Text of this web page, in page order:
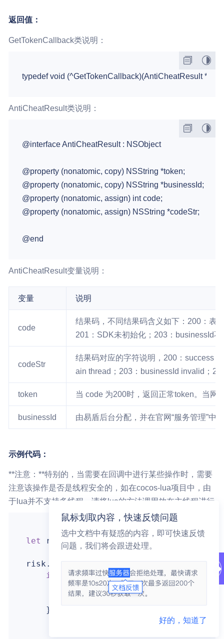
返回值：
GetTokenCallback类说明：
AntiCheatResult类说明：
@interface AntiCheatResult : NSObject
@property (nonatomic, copy) NSString *token;
@property (nonatomic, copy) NSString *businessId;
@property (nonatomic, assign) int code;
@property (nonatomic, assign) NSString *codeStr;
AntiCheatResult变量说明：
变量 说明
code
结果码，不同结果码含义如下：200：表
201：SDK未初始化；203：businessId
codeStr
结果码对应的字符说明，200：success
ain thread；203：businessId invalid；
token 当 code 为200时，返回正常token。当网
businessId 由易盾后台分配，并在官网“服务管理”中
示例代码：
**注意：**特别的，当需要在回调中进行某些操作时，需要
注意该操作是否是线程安全的，如在cocos-lua项目中，由
于lua并不支持多线程，请将lua的方法调用放在主线程进行
let risk = NTESRiskUniPerception
risk.getTokenAsync("易盾提供的业务id",
if
(result.code == 200) {
// 获取token成功
print("async token :%@"
    }
鼠标划取内容，快速反馈问题
选中文档中有疑惑的内容，即可快速反馈
问题，我们将会跟进处理。
好的，知道了